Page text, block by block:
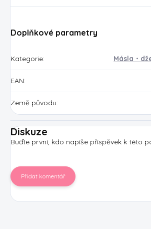
Doplňkové parametry
Kategorie: Másla・
EAN:
Země původu:
Diskuze
Buďte první, kdo napíše příspěvek k této
Přidat komentář